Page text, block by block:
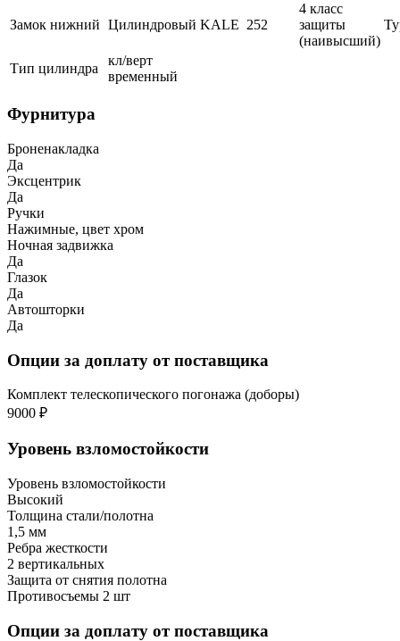
Замок нижний Цилиндровый KALE 252
4 класс
защиты
(наивысший)
Тип цилиндра
кл/верт
временный
Фурнитура
Броненакладка
Да
Эксцентрик
Да
Ручки
Нажимные, цвет хром
Ночная задвижка
Да
Глазок
Да
Автошторки
Да
Опции за доплату от поставщика
Комплект телескопического погонажа (доборы)
9000 ₽
Уровень взломостойкости
Уровень взломостойкости
Высокий
Толщина стали/полотна
1,5 мм
Ребра жесткости
2 вертикальных
Защита от снятия полотна
Противосъемы 2 шт
Опции за доплату от поставщика